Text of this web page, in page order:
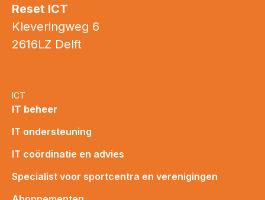
Reset ICT
Kleveringweg 6
2616LZ Delft
ICT
IT beheer
IT ondersteuning
IT coördinatie en advies
Specialist voor sportcentra en verenigingen